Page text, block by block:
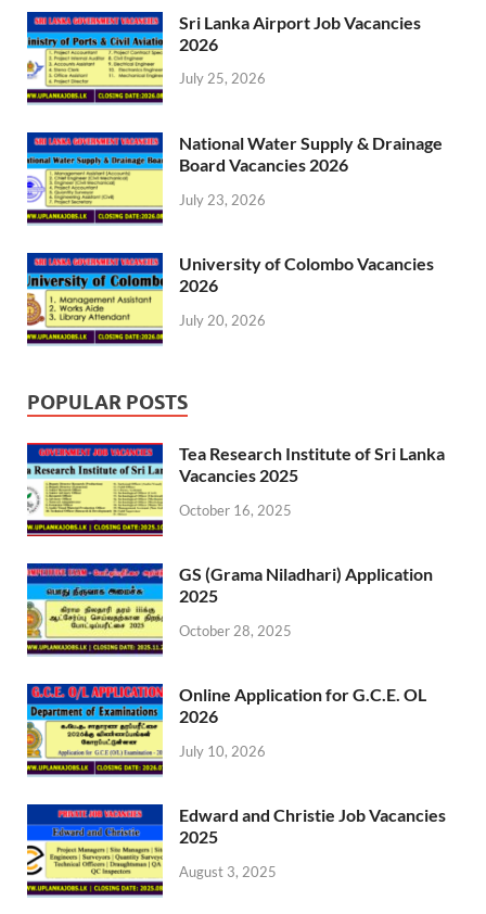
Sri Lanka Airport Job Vacancies
2026
July 25, 2026
National Water Supply & Drainage
Board Vacancies 2026
July 23, 2026
University of Colombo Vacancies
2026
July 20, 2026
POPULAR POSTS
Tea Research Institute of Sri Lanka
Vacancies 2025
October 16, 2025
GS (Grama Niladhari) Application
2025
October 28, 2025
Online Application for G.C.E. OL
2026
July 10, 2026
Edward and Christie Job Vacancies
2025
August 3, 2025